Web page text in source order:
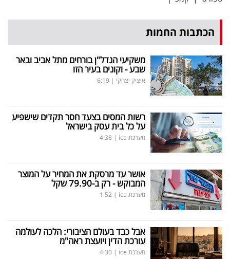
הכתבות החמות
משקיעי הנדל"ן בורחים מתל אביב ובאר
שבע - וקונים בעיר הזו
איציק יצחקי |
6:19
רשות המסים בצעד חסר תקדים שישפיע
על כל בית עסק בישראל
מערכת ice |
4:38
אושר עד מרסקת את המחיר על המוצר
המבוקש - רק ב-79.90 שקל
מערכת ice |
1:52
אבל כבד בעולם הציבורי: הלכה לעולמה
עורכת הדין ויועצת ראה"מ
מערכת ice |
4:30